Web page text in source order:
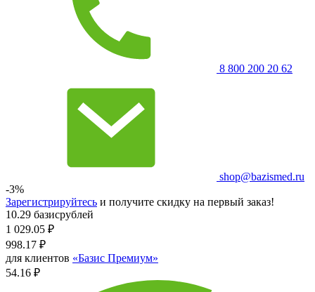
8 800 200 20 62
shop@bazismed.ru
-3%
Зарегистрируйтесь и получите скидку на первый заказ!
10.29 базисрублей
1 029.05 ₽
998.17 ₽
для клиентов «Базис Премиум»
54.16 ₽